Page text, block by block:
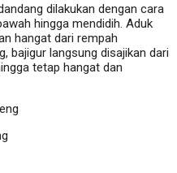
dilakukan dengan cara
hingga mendidih. Aduk
hangat dari rempah
bajigur langsung disajikan dari
tetap hangat dan